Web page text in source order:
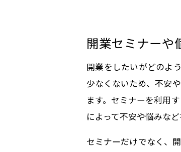
開業セミナーや
開業をしたいがどのよ
少なくないため、不安
ます。セミナーを利用
によって不安や悩みな
セミナーだけでなく、